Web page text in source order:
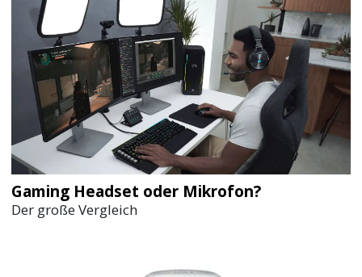
Gaming Headset oder Mikrofon?
Der große Vergleich